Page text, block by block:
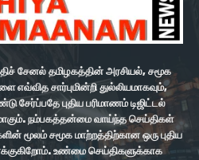
சேனல் தமிழகத்தின் அரசியல், சமூக
எவ்வித சார்புமின்றி துல்லியமாகவும்,
சேர்ப்பதே புதிய பரிமாணம் டிஜிட்டல்
நம்பகத்தன்மை வாய்ந்த செய்திகள்
மூலம் சமூக மாற்றத்திற்கான ஒரு புதிய
உண்மை செய்திகளுக்காக